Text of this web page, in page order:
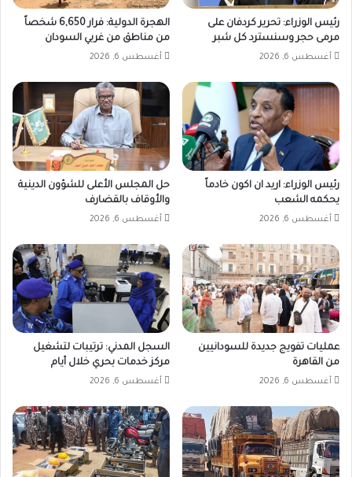
رئيس الوزراء: تحرير كردفان على
مرمى حجر وسنسترد كل شبر
أغسطس 6, 2026
الهجرة الدولية: فرار 6,650 شخصاً
من مناطق من غربي السودان
أغسطس 6, 2026
رئيس الوزراء: اريد ان اكون خادماً
يحكمه الشعب
أغسطس 6, 2026
حل المجلس الأعلى للشؤون الدينية
والأوقاف بالقضارف
أغسطس 6, 2026
عمليات تفويج جديدة للسودانيين
من القاهرة
أغسطس 6, 2026
السجل المدني: ترتيبات لتشغيل
مركز خدمات بحري خلال أيام
أغسطس 6, 2026